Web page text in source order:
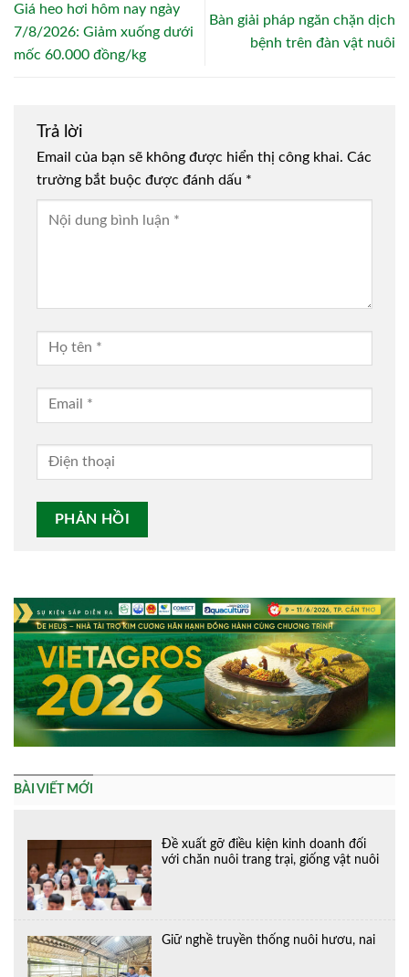
Giá heo hơi hôm nay ngày
7/8/2026: Giảm xuống dưới
mốc 60.000 đồng/kg
Bàn giải pháp ngăn chặn dịch
bệnh trên đàn vật nuôi
Trả lời
Email của bạn sẽ không được hiển thị công khai. Các
trường bắt buộc được đánh dấu *
BÀI VIẾT MỚI
Đề xuất gỡ điều kiện kinh doanh đối
với chăn nuôi trang trại, giống vật nuôi
Giữ nghề truyền thống nuôi hươu, nai